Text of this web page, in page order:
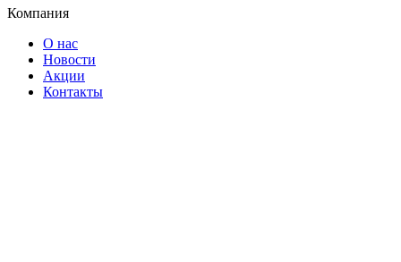
Компания
О нас
Новости
Акции
Контакты